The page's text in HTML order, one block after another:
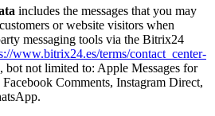
includes the messages that you may
or website visitors when
messaging tools via the Bitrix24
www.bitrix24.es/terms/contact_center-
bot not limited to: Apple Messages for
Comments, Instagram Direct,